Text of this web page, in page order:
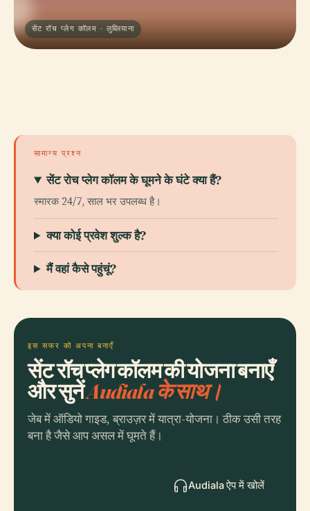
सेंट रॉच प्लेग कॉलम · लुब्लियाना
सामान्य प्रश्न
सेंट रोच प्लेग कॉलम के घूमने के घंटे क्या हैं?
स्मारक 24/7, साल भर उपलब्ध है।
क्या कोई प्रवेश शुल्क है?
मैं वहां कैसे पहुंचूं?
इस सफर को अपना बनाएँ
सेंट रॉच प्लेग कॉलम की योजना बनाएँ
और सुनेंAudiala के साथ।
जेब में ऑडियो गाइड, ब्राउज़र में यात्रा-योजना। ठीक उसी तरह
बना है जैसे आप असल में घूमते हैं।
Audiala ऐप में खोलें